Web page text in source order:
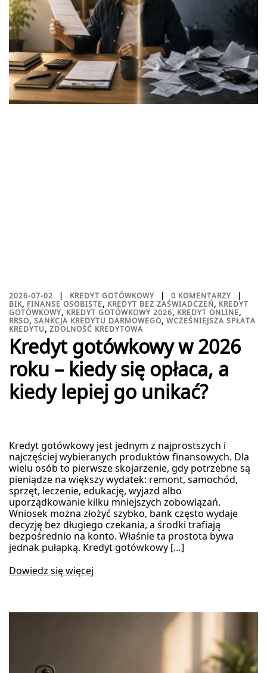
2026-07-02 KREDYT GOTÓWKOWY
0 KOMENTARZY
BIK, FINANSE OSOBISTE, KREDYT BEZ ZAŚWIADCZEŃ, KREDYT
GOTÓWKOWY, KREDYT GOTÓWKOWY 2026, KREDYT ONLINE,
RRSO, SANKCJA KREDYTU DARMOWEGO, WCZEŚNIEJSZA SPŁATA
KREDYTU, ZDOLNOŚĆ KREDYTOWA
Kredyt gotówkowy w 2026
roku – kiedy się opłaca, a
kiedy lepiej go unikać?
Kredyt gotówkowy jest jednym z najprostszych i
najczęściej wybieranych produktów finansowych. Dla
wielu osób to pierwsze skojarzenie, gdy potrzebne są
pieniądze na większy wydatek: remont, samochód,
sprzęt, leczenie, edukację, wyjazd albo
uporządkowanie kilku mniejszych zobowiązań.
Wniosek można złożyć szybko, bank często wydaje
decyzję bez długiego czekania, a środki trafiają
bezpośrednio na konto. Właśnie ta prostota bywa
jednak pułapką. Kredyt gotówkowy […]
Dowiedz się więcej